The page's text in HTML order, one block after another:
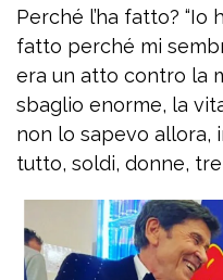
Perché l’ha fatto?
fatto perché mi
era un atto contro la
sbaglio enorme, la
non lo sapevo allora,
tutto, soldi, donne, tre